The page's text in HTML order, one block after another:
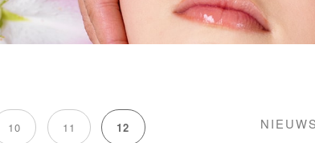
10 11 12